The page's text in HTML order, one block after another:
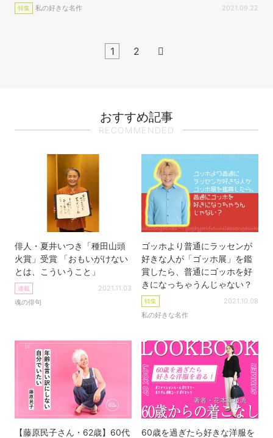
特集 私の好きな名作 2021.09.22
1 2 
おすすめ記事
RECOMMENDED
俳人・夏井いつき「種田山頭
火賞」受賞 「おもいがけない
とは、こういうこと」
連載
魂の俳句
2021.11.03
ゴッホより普通にラッセンが
好きな人が「ゴッホ展」を鑑
賞したら、普通にゴッホを好
きになっちゃうんじゃない？
特集
私の好きな名作
2021.10.08
【藤原民子さん・62歳】60代
60歳を過ぎたら好きな洋服を